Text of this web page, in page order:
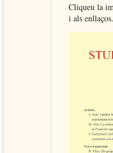
Cliqueu la
i als enllaços.